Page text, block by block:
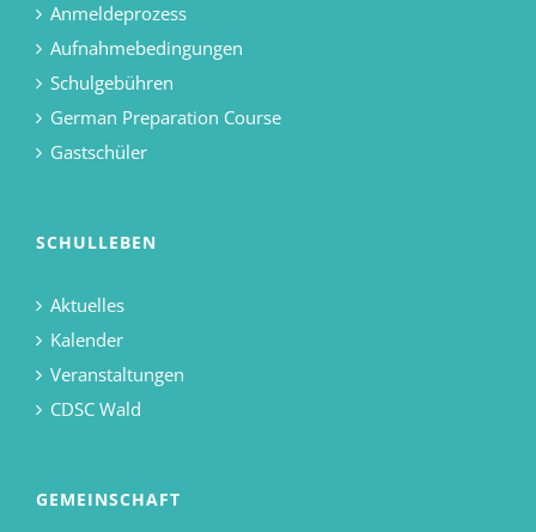
Anmeldeprozess
Aufnahmebedingungen
Schulgebühren
German Preparation Course
Gastschüler
SCHULLEBEN
Aktuelles
Kalender
Veranstaltungen
CDSC Wald
GEMEINSCHAFT